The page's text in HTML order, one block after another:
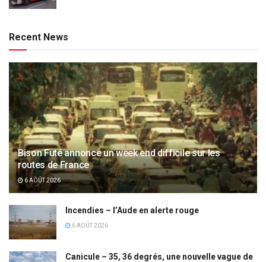
Recent News
Bison Futé annonce un week end difficile sur les
routes de France
6 AOÛT 2026
Incendies – l’Aude en alerte rouge
6 AOÛT 2026
Canicule – 35, 36 degrés, une nouvelle vague de